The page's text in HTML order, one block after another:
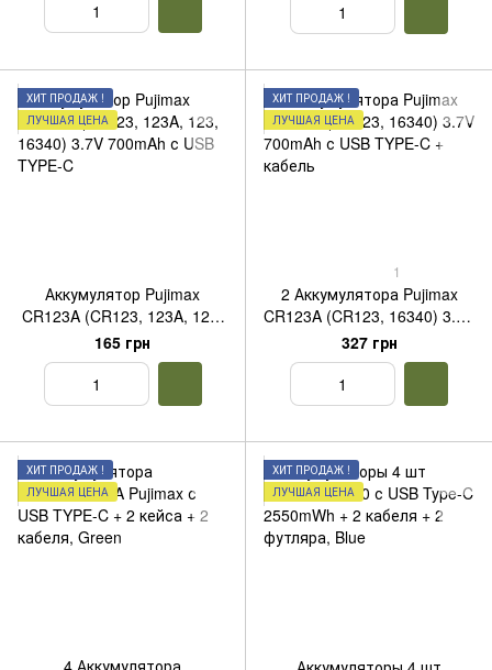
ХИТ ПРОДАЖ !
ЛУЧШАЯ ЦЕНА
Аккумулятор Pujimax
CR123A (CR123, 123A, 123,
16340) 3.7V 700mAh с USB
TYPE-C
165 грн
ХИТ ПРОДАЖ !
ЛУЧШАЯ ЦЕНА
1
2 Аккумулятора Pujimax
CR123A (CR123, 16340) 3.7V
700mAh с USB TYPE-C +
кабель
327 грн
ХИТ ПРОДАЖ !
ЛУЧШАЯ ЦЕНА
ХИТ ПРОДАЖ !
ЛУЧШАЯ ЦЕНА